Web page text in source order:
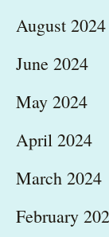
August 2024
June 2024
May 2024
April 2024
March 2024
February